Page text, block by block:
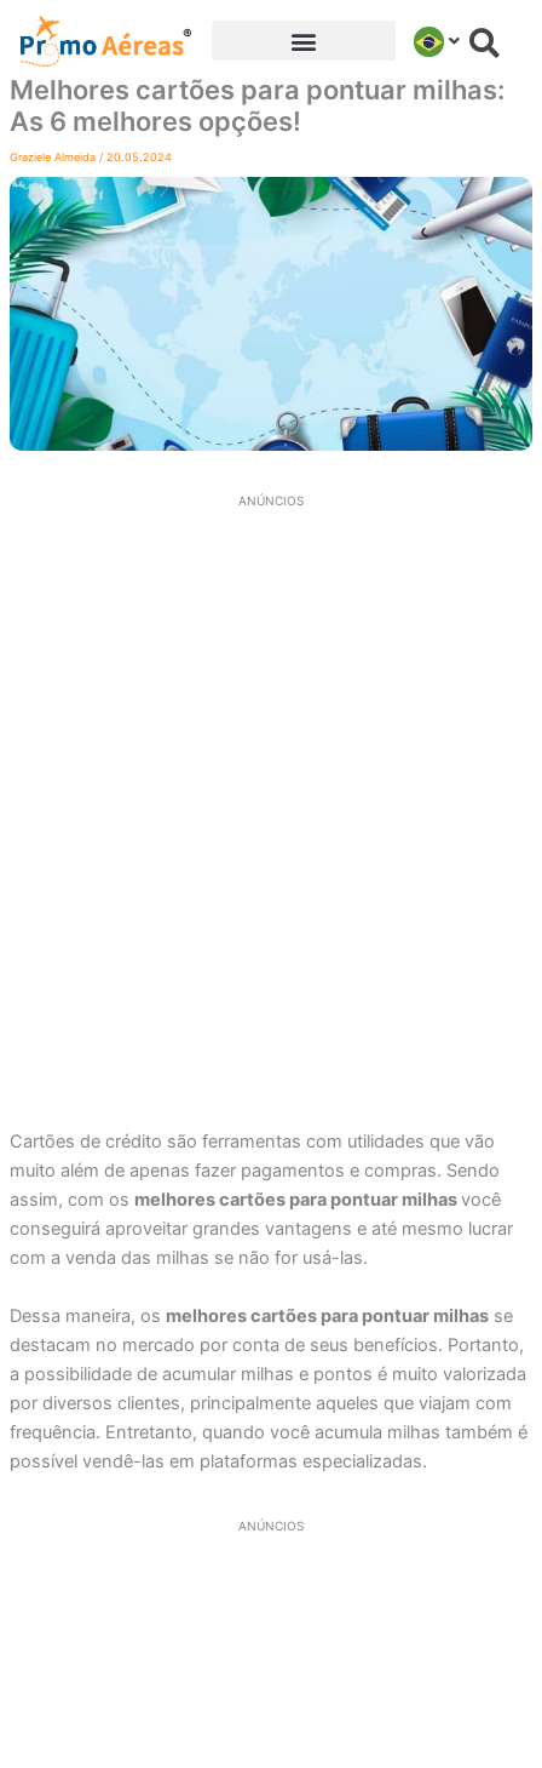
para
conteúdo
Melhores cartões para pontuar milhas:
As 6 melhores opções!
Graziele Almeida / 20.05.2024
ANÚNCIOS
Cartões de crédito são ferramentas com utilidades que vão
muito além de apenas fazer pagamentos e compras. Sendo
assim, com os melhores cartões para pontuar milhasvocê
conseguirá aproveitar grandes vantagens e até mesmo lucrar
com a venda das milhas se não for usá-las.
Dessa maneira, os melhores cartões para pontuar milhasse
destacam no mercado por conta de seus benefícios. Portanto,
a possibilidade de acumular milhas e pontos é muito valorizada
por diversos clientes, principalmente aqueles que viajam com
frequência. Entretanto, quando você acumula milhas também é
possível vendê-las em plataformas especializadas.
ANÚNCIOS